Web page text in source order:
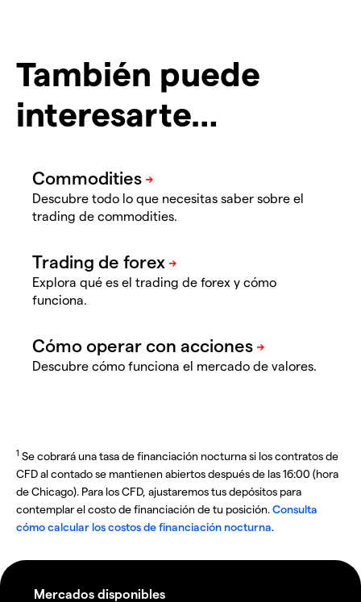
También puede
interesarte…
Descubre todo lo que necesitas saber sobre el
trading de commodities.
Explora qué es el trading de forex y cómo
funciona.
Descubre cómo funciona el mercado de valores.
1 Se cobrará una tasa de financiación nocturna si los contratos de
CFD al contado se mantienen abiertos después de las 16:00 (hora
de Chicago). Para los CFD, ajustaremos tus depósitos para
contemplar el costo de financiación de tu posición.Consulta
cómo calcular los costos de financiación nocturna.
Mercados disponibles